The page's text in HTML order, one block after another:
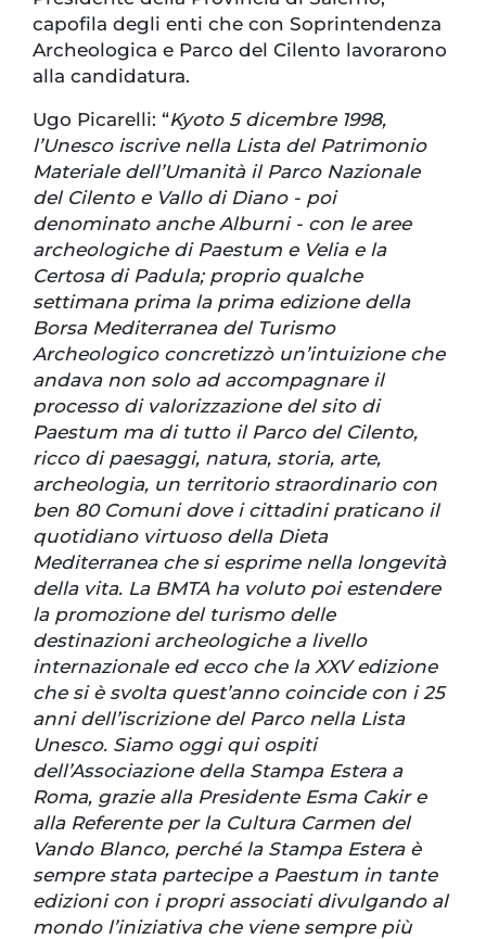
capofila degli enti che con Soprintendenza
Archeologica e Parco del Cilento lavorarono
alla candidatura.
Ugo Picarelli: “Kyoto 5 dicembre 1998,
l’Unesco iscrive nella Lista del Patrimonio
Materiale dell’Umanità il Parco Nazionale
del Cilento e Vallo di Diano - poi
denominato anche Alburni - con le aree
archeologiche di Paestum e Velia e la
Certosa di Padula; proprio qualche
settimana prima la prima edizione della
Borsa Mediterranea del Turismo
Archeologico concretizzò un’intuizione che
andava non solo ad accompagnare il
processo di valorizzazione del sito di
Paestum ma di tutto il Parco del Cilento,
ricco di paesaggi, natura, storia, arte,
archeologia, un territorio straordinario con
ben 80 Comuni dove i cittadini praticano il
quotidiano virtuoso della Dieta
Mediterranea che si esprime nella longevità
della vita. La BMTA ha voluto poi estendere
la promozione del turismo delle
destinazioni archeologiche a livello
internazionale ed ecco che la XXV edizione
che si è svolta quest’anno coincide con i 25
anni dell’iscrizione del Parco nella Lista
Unesco. Siamo oggi qui ospiti
dell’Associazione della Stampa Estera a
Roma, grazie alla Presidente Esma Cakir e
alla Referente per la Cultura Carmen del
Vando Blanco, perché la Stampa Estera è
sempre stata partecipe a Paestum in tante
edizioni con i propri associati divulgando al
mondo l’iniziativa che viene sempre più